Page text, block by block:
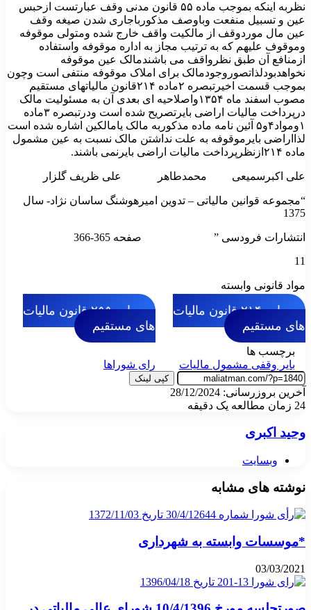
نظربه اینکه بموجب ماده ۵۵ قانون مدنی وقف عبارتست ازحبس
عین و تسبیل منفعت وباوصف مذکورباجاری شدن صیغه وقف
عین مال موردوقف از مالکیت واقف خارج شده ومتولی موقوفه
وموقوف علیهم که به ترتیب مجاز به اداره موقوفه واستفاده
ازمنافع آن طبق نظرواقف می باشندمالک عین موقوفه
نخواهدبودلذاتصوروجودمالک برای املاک موقوفه منتفی است وچون
بموجب قسمت اخیرتبصره ۲ماده ۲۱۴قانون مالیاتهای مستقیم
مصوب اسفند ماه ۱۳۵۴واصلاحیه ای بعدی آن به مسئولیت مالک
درپرداخت مالیات اراضی بایرتصریح شده است ودرتبصره ۳ماده
۱ومواد۴و۵ آئین نامه ماده مذکوربه مالک یامالکین اشاره شده است
لذااراضی بایرموقوفه به علت نداشتن مالک نسبت به عین مشمول
ماده ۲۱۴ازنظرپرداخت مالیات اراضی بایرنمی باشند.
علی اکبرسمیعی محمدطاهر علی ظریف گلزار
“مجموعه قوانین مالیاتی – تدوین امیرهوشنگ ساسان نژاد- سال
1375
انتشارات فرودسی ” صفحه 365-366
11
مواد قانونی وابسته
ماده ۲۱۴ قانون مالیات
های مستقیم
ماده ۲۵۵ قانون مالیات
های مستقیم
برچسب ها
بایر وقفی مشمول مالیات
رای شوراها
کپی لینک
آخرین بروزرسانی: 28/12/2024
24 زمان مطالعه یک دقیقه
وحید اکبری
وبسایت
نوشته های مشابه
*موسسات وابسته به شهرداری
03/03/2021